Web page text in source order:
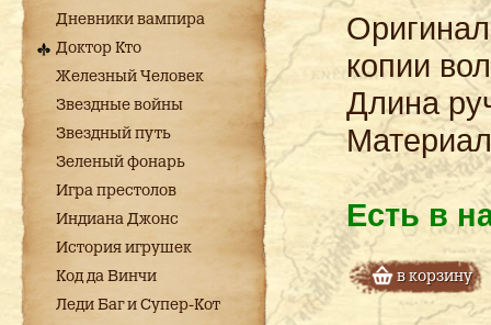
Дневники вампира
Доктор Кто
Железный Человек
Звездные войны
Звездный путь
Зеленый фонарь
Игра престолов
Индиана Джонс
История игрушек
Код да Винчи
Леди Баг и Супер-Кот
копии
Длина
Есть в
в корзину